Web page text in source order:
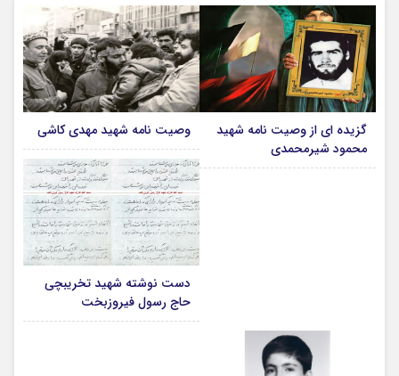
گزیده ای از وصیت نامه شهید
محمود شیرمحمدی
وصیت نامه شهید مهدی کاشی
دست نوشته شهید تخریبچی
حاج رسول فیروزبخت